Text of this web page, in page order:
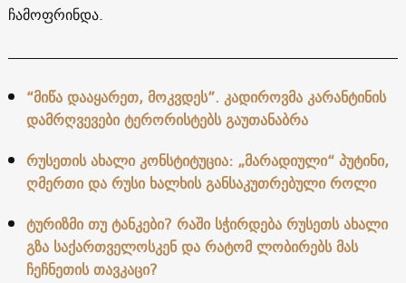
ჩამოფრინდა.
“მიწა დააყარეთ, მოკვდეს”. კადიროვმა კარანტინის
დამრღვევები ტერორისტებს გაუთანაბრა
რუსეთის ახალი კონსტიტუცია: „მარადიული“ პუტინი,
ღმერთი და რუსი ხალხის განსაკუთრებული როლი
ტურიზმი თუ ტანკები? რაში სჭირდება რუსეთს ახალი
გზა საქართველოსკენ და რატომ ლობირებს მას
ჩეჩნეთის თავკაცი?